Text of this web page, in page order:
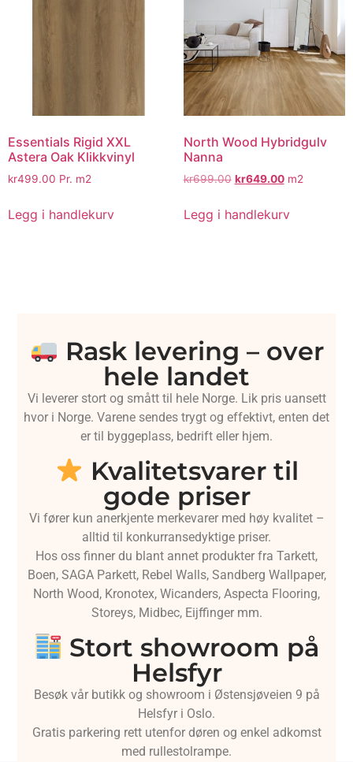
Essentials Rigid XXL
Astera Oak Klikkvinyl
kr499.00 Pr. m2
Legg i handlekurv
North Wood Hybridgulv
Nanna
kr699.00 kr649.00m2
Legg i handlekurv
Rask levering – over
hele landet
Vi leverer stort og smått til hele Norge. Lik pris uansett
hvor i Norge. Varene sendes trygt og effektivt, enten det
er til byggeplass, bedrift eller hjem.
Kvalitetsvarer til
gode priser
Vi fører kun anerkjente merkevarer med høy kvalitet –
alltid til konkurransedyktige priser.
Hos oss finner du blant annet produkter fra Tarkett,
Boen, SAGA Parkett, Rebel Walls, Sandberg Wallpaper,
North Wood, Kronotex, Wicanders, Aspecta Flooring,
Storeys, Midbec, Eijffinger mm.
Stort showroom på
Helsfyr
Besøk vår butikk og showroom i Østensjøveien 9 på
Helsfyr i Oslo.
Gratis parkering rett utenfor døren og enkel adkomst
med rullestolrampe.